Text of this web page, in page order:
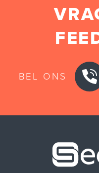
BEL ONS